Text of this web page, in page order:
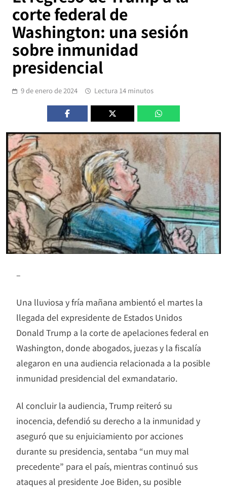
corte federal de
Washington: una sesión
sobre inmunidad
presidencial
9 de enero de 2024 Lectura 14 minutos
–
Una lluviosa y fría mañana ambientó el martes la
llegada del expresidente de Estados Unidos
Donald Trump a la corte de apelaciones federal en
Washington, donde abogados, juezas y la fiscalía
alegaron en una audiencia relacionada a la posible
inmunidad presidencial del exmandatario.
Al concluir la audiencia, Trump reiteró su
inocencia, defendió su derecho a la inmunidad y
aseguró que su enjuiciamiento por acciones
durante su presidencia, sentaba “un muy mal
precedente” para el país, mientras continuó sus
ataques al presidente Joe Biden, su posible